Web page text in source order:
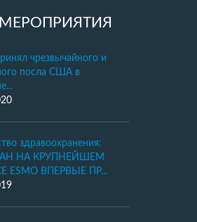
чрезвычайного и
посла США в
здравоохранения:
НА КРУПНЕЙШЕМ
ESMO ВПЕРВЫЕ ПР...